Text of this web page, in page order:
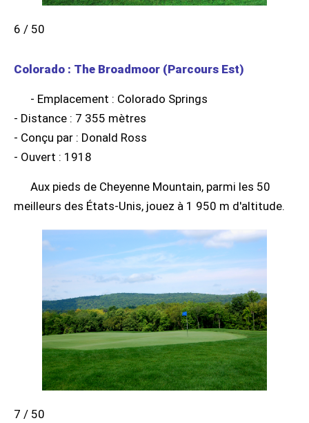
6 / 50
Colorado : The Broadmoor (Parcours Est)
- Emplacement : Colorado Springs
- Distance : 7 355 mètres
- Conçu par : Donald Ross
- Ouvert : 1918
Aux pieds de Cheyenne Mountain, parmi les 50
meilleurs des États-Unis, jouez à 1 950 m d'altitude.
7 / 50